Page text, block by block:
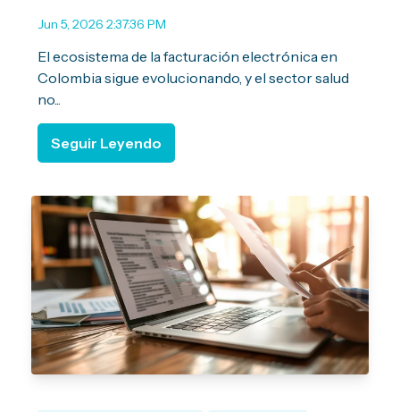
Jun 5, 2026 2:37:36 PM
El ecosistema de la facturación electrónica en
Colombia sigue evolucionando, y el sector salud
no...
Seguir Leyendo